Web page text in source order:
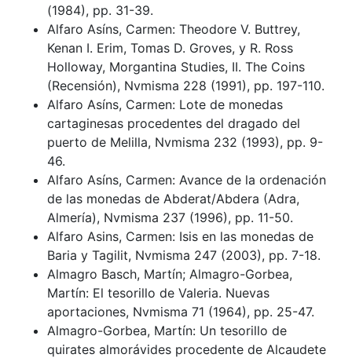
(1984), pp. 31-39.
Alfaro Asíns, Carmen: Theodore V. Buttrey,
Kenan I. Erim, Tomas D. Groves, y R. Ross
Holloway, Morgantina Studies, II. The Coins
(Recensión), Nvmisma 228 (1991), pp. 197-110.
Alfaro Asíns, Carmen: Lote de monedas
cartaginesas procedentes del dragado del
puerto de Melilla, Nvmisma 232 (1993), pp. 9-
46.
Alfaro Asíns, Carmen: Avance de la ordenación
de las monedas de Abderat/Abdera (Adra,
Almería), Nvmisma 237 (1996), pp. 11-50.
Alfaro Asins, Carmen: Isis en las monedas de
Baria y Tagilit, Nvmisma 247 (2003), pp. 7-18.
Almagro Basch, Martín; Almagro-Gorbea,
Martín: El tesorillo de Valeria. Nuevas
aportaciones, Nvmisma 71 (1964), pp. 25-47.
Almagro-Gorbea, Martín: Un tesorillo de
quirates almorávides procedente de Alcaudete